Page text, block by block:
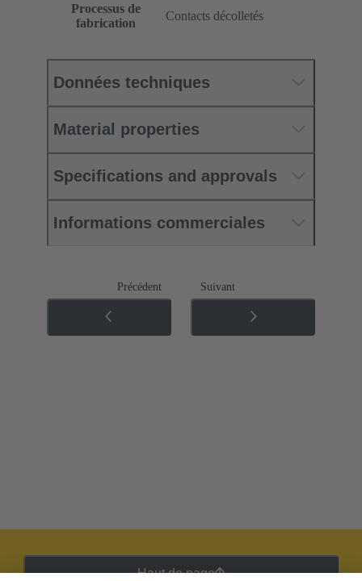
Processus de
fabrication
Contacts décolletés
Données techniques
Material properties
Specifications and approvals
Informations commerciales
Précédent Suivant
Haut de page